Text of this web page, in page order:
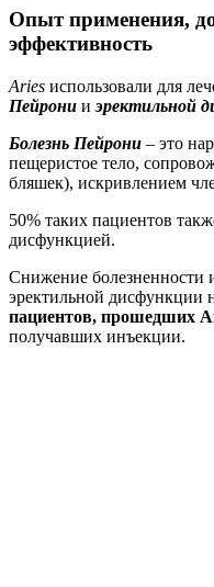
Опыт применения,
эффективность
Aries использовали для
Пейрони иэректильной
Болезнь Пейрони – это
пещеристое тело,
бляшек), искривлением
50% таких пациентов
дисфункцией.
Снижение болезненности
эректильной дисфункции
пациентов, прошедших
получавших инъекции.